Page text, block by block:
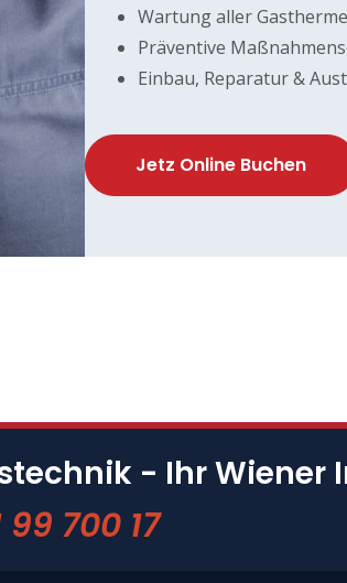
Wartung aller
Präventive
Einbau, Reparatur &
Jetz Online Buchen
- Ihr Wiener
99 700 17